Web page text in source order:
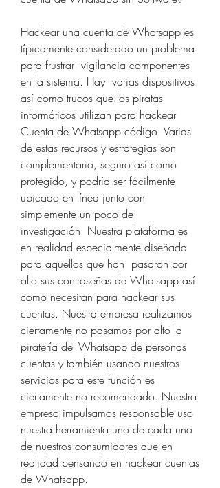
Hackear una cuenta de Whatsapp es
típicamente considerado un problema
para frustrar  vigilancia componentes
en la sistema. Hay  varias dispositivos
así como trucos que los piratas
informáticos utilizan para hackear
Cuenta de Whatsapp código. Varias
de estas recursos y estrategias son
complementario, seguro así como
protegido, y podría ser fácilmente
ubicado en línea junto con
simplemente un poco de
investigación. Nuestra plataforma es
en realidad especialmente diseñada
para aquellos que han  pasaron por
alto sus contraseñas de Whatsapp así
como necesitan para hackear sus
cuentas. Nuestra empresa realizamos
ciertamente no pasamos por alto la
piratería del Whatsapp de personas
cuentas y también usando nuestros
servicios para este función es
ciertamente no recomendado. Nuestra
empresa impulsamos responsable uso
nuestra herramienta uno de cada uno
de nuestros consumidores que en
realidad pensando en hackear cuentas
de Whatsapp.